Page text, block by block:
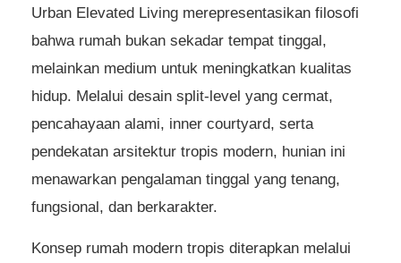
Urban Elevated Living merepresentasikan filosofi
bahwa rumah bukan sekadar tempat tinggal,
melainkan medium untuk meningkatkan kualitas
hidup. Melalui desain split-level yang cermat,
pencahayaan alami, inner courtyard, serta
pendekatan arsitektur tropis modern, hunian ini
menawarkan pengalaman tinggal yang tenang,
fungsional, dan berkarakter.
Konsep rumah modern tropis diterapkan melalui